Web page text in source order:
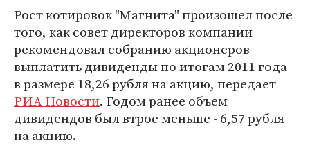
Рост котировок "Магнита" произошел после
того, как совет директоров компании
рекомендовал собранию акционеров
выплатить дивиденды по итогам 2011 года
в размере 18,26 рубля на акцию, передает
РИА Новости. Годом ранее объем
дивидендов был втрое меньше - 6,57 рубля
на акцию.